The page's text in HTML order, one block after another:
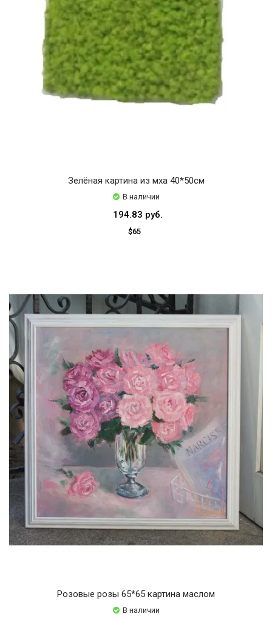
Зелёная картина из мха 40*50см
В наличии
194.83 руб.
$65
Розовые розы 65*65 картина маслом
В наличии